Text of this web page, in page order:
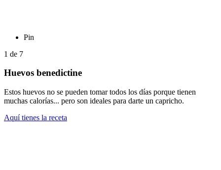
Pin
1 de 7
Huevos benedictine
Estos huevos no se pueden tomar todos los días porque tienen
muchas calorías... pero son ideales para darte un capricho.
Aquí tienes la receta